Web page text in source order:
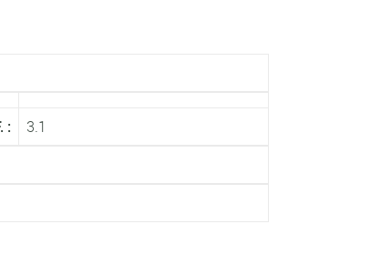
:
3.1